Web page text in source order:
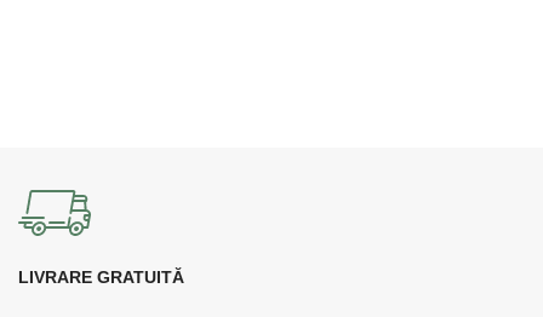
LIVRARE GRATUITĂ